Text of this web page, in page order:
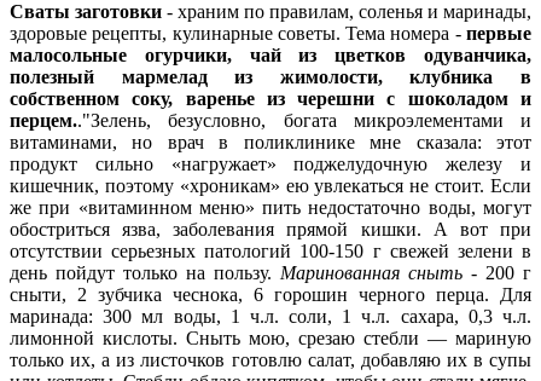
Сваты заготовки - храним по правилам, соленья и маринады,
здоровые рецепты, кулинарные советы. Тема номера - первые
малосольные огурчики, чай из цветков одуванчика,
полезный мармелад из жимолости, клубника в
собственном соку, варенье из черешни с шоколадом и
перцем.. Зелень, безусловно, богата микроэлементами и
витаминами, но врач в поликлинике мне сказала: этот
продукт сильно «нагружает» поджелудочную железу и
кишечник, поэтому «хроникам» ею увлекаться не стоит. Если
же при «витаминном меню» пить недостаточно воды, могут
обостриться язва, заболевания прямой кишки. А вот при
отсутствии серьезных патологий 100-150 г свежей зелени в
день пойдут только на пользу. Маринованная сныть - 200 г
сныти, 2 зубчика чеснока, 6 горошин черного перца. Для
маринада: 300 мл воды, 1 ч.л. соли, 1 ч.л. сахара, 0,3 ч.л.
лимонной кислоты. Сныть мою, срезаю стебли — мариную
только их, а из листочков готовлю салат, добавляю их в супы